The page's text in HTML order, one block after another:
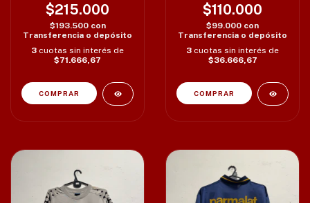
$215.000
$193.500 con
Transferencia o depósito
3 cuotas sin interés de
$71.666,67
$110.000
$99.000 con
Transferencia o depósito
3 cuotas sin interés de
$36.666,67